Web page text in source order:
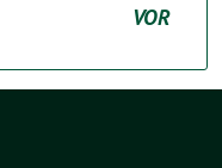
VOR